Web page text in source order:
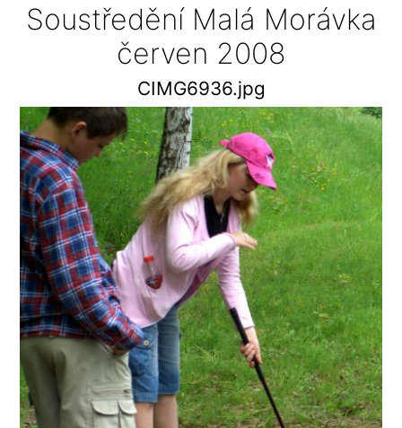
Soustředění Malá Morávka
červen 2008
CIMG6936.jpg